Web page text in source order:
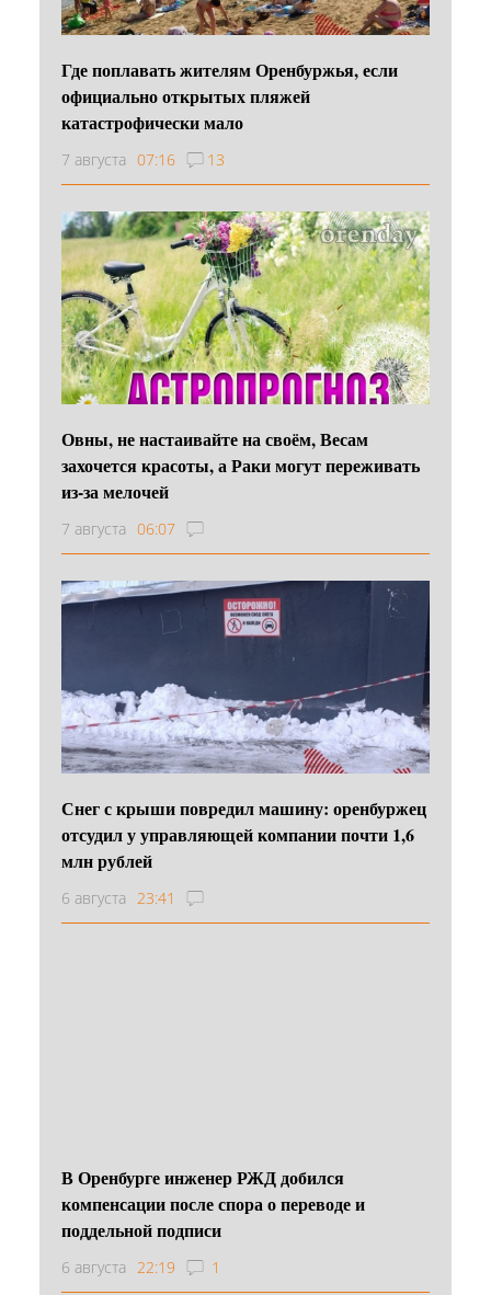
Где поплавать жителям Оренбуржья, если
официально открытых пляжей
катастрофически мало
7 августа 07:16 13
Овны, не настаивайте на своём, Весам
захочется красоты, а Раки могут переживать
из-за мелочей
7 августа 06:07
Снег с крыши повредил машину: оренбуржец
отсудил у управляющей компании почти 1,6
млн рублей
6 августа 23:41
В Оренбурге инженер РЖД добился
компенсации после спора о переводе и
поддельной подписи
6 августа 22:19 1